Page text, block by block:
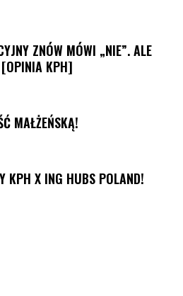
ZNÓW MÓWI „NIE”. ALE
[OPINIA KPH]
MAŁŻEŃSKĄ!
KPH X ING HUBS POLAND!